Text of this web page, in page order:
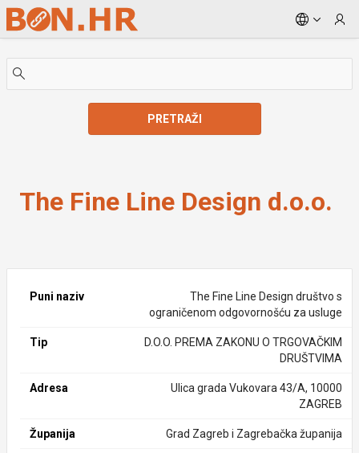
Skip to Main Content
PRETRAŽI
The Fine Line Design d.o.o.
Puni naziv
The Fine Line Design društvo s
ograničenom odgovornošću za usluge
Tip
D.O.O. PREMA ZAKONU O TRGOVAČKIM
DRUŠTVIMA
Adresa
Ulica grada Vukovara 43/A, 10000
ZAGREB
Županija Grad Zagreb i Zagrebačka županija